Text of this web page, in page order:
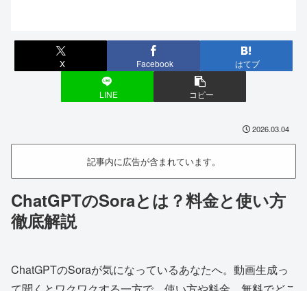
X Facebook はてブ
LINE コピー
2026.03.04
記事内に広告が含まれています。
ChatGPTのSoraとは？料金と使い方
徹底解説
ChatGPTのSoraが気になっているあなたへ。動画生成っ